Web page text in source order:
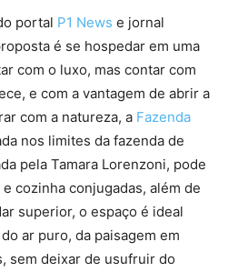
portal P1 News e jornal
é se hospedar em uma
com o luxo, mas contar com
e com a vantagem de abrir a
com a natureza, a Fazenda
nos limites da fazenda de
pela Tamara Lorenzoni, pode
cozinha conjugadas, além de
superior, o espaço é ideal
ar puro, da paisagem em
sem deixar de usufruir do